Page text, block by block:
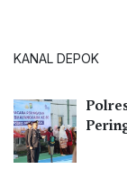
KANAL DEPOK